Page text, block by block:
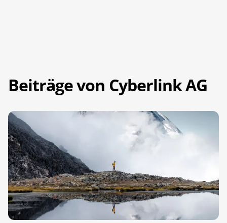
Beiträge von Cyberlink AG